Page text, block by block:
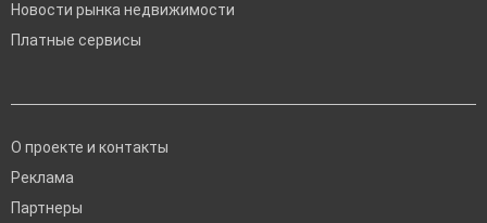
Новости рынка недвижимости
Платные сервисы
О проекте и контакты
Реклама
Партнеры